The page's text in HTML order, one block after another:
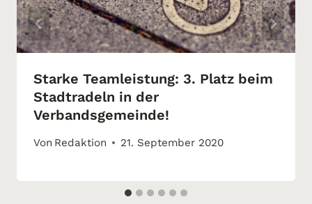
Starke Teamleistung: 3. Platz beim
Stadtradeln in der
Verbandsgemeinde!
Von Redaktion 21. September 2020